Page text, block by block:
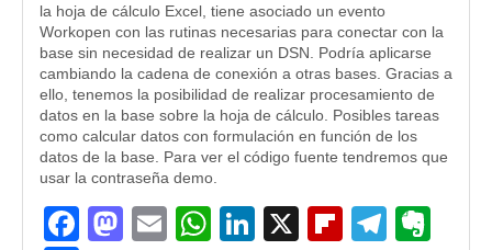
la hoja de cálculo Excel, tiene asociado un evento
Workopen con las rutinas necesarias para conectar con la
base sin necesidad de realizar un DSN. Podría aplicarse
cambiando la cadena de conexión a otras bases. Gracias a
ello, tenemos la posibilidad de realizar procesamiento de
datos en la base sobre la hoja de cálculo. Posibles tareas
como calcular datos con formulación en función de los
datos de la base. Para ver el código fuente tendremos que
usar la contraseña demo.
Facebook
Mastodon
EmailWhatsApp
LinkedIn
X Flipboard